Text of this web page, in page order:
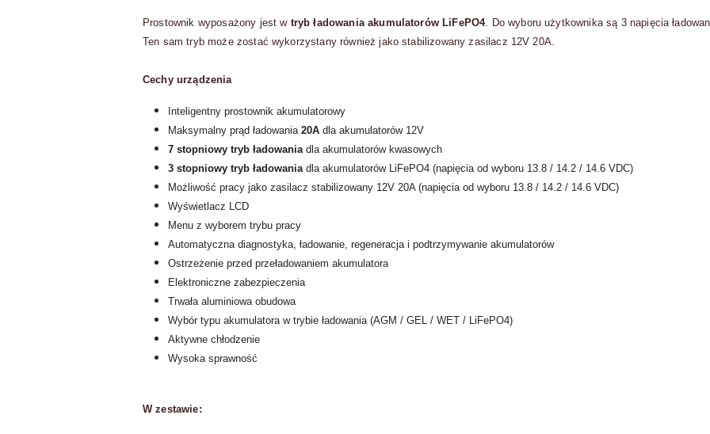
Prostownik wyposażony jest w tryb ładowania akumulatorów LiFePO4. Do wyboru użytkownika są 3 napięcia
Ten sam tryb może zostać wykorzystany również jako stabilizowany zasilacz 12V 20A.
Cechy urządzenia
Inteligentny prostownik akumulatorowy
Maksymalny prąd ładowania 20A dla akumulatorów 12V
7 stopniowy tryb ładowaniadla akumulatorów kwasowych
3 stopniowy tryb ładowaniadla akumulatorów LiFePO4 (napięcia od wyboru 13.8 / 14.2 / 14.6 VDC)
Możliwość pracy jako zasilacz stabilizowany 12V 20A (napięcia od wyboru 13.8 / 14.2 / 14.6 VDC)
Wyświetlacz LCD
Menu z wyborem trybu pracy
Automatyczna diagnostyka, ładowanie, regeneracja i podtrzymywanie akumulatorów
Ostrzeżenie przed przeładowaniem akumulatora
Elektroniczne zabezpieczenia
Trwała aluminiowa obudowa
Wybór typu akumulatora w trybie ładowania (AGM / GEL / WET / LiFePO4)
Aktywne chłodzenie
Wysoka sprawność
W zestawie: